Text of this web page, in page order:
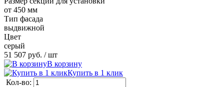
от 450 мм
Тип фасада
выдвижной
Цвет
серый
51 507 руб. / шт
В корзину
Купить в 1 клик
Кол-во: